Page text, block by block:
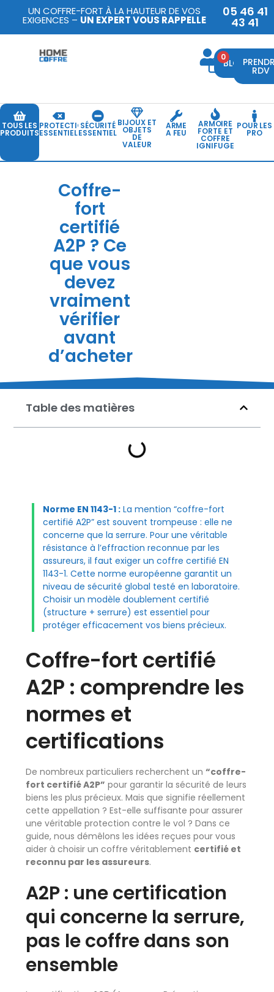
UN COFFRE-FORT À LA HAUTEUR DE VOS
EXIGENCES – UN EXPERT VOUS RAPPELLE
05 46 41
43 41
0BLOG
RDV
TOUS LES
PRODUITS
PROTECTION
ESSENTIELLE
SÉCURITÉ
ESSENTIELLE
BIJOUX ET
OBJETS
DE
VALEUR
ARME
A FEU
ARMOIRE
FORTE ET
COFFRE
IGNIFUGE
POUR LES
PRO
Coffre-
fort
certifié
A2P ? Ce
que vous
devez
vraiment
vérifier
avant
d’acheter
Table des matières
Norme EN 1143-1 : La mention “coffre-fort
certifié A2P” est souvent trompeuse : elle ne
concerne que la serrure. Pour une véritable
résistance à l’effraction reconnue par les
assureurs, il faut exiger un coffre certifié EN
1143-1. Cette norme européenne garantit un
niveau de sécurité global testé en laboratoire.
Choisir un modèle doublement certifié
(structure + serrure) est essentiel pour
protéger efficacement vos biens précieux.
Coffre-fort certifié
A2P : comprendre les
normes et
certifications
De nombreux particuliers recherchent un“coffre-
fort certifié A2P” pour garantir la sécurité de leurs
biens les plus précieux. Mais que signifie réellement
cette appellation ? Est-elle suffisante pour assurer
une véritable protection contre le vol ? Dans ce
guide, nous démêlons les idées reçues pour vous
aider à choisir un coffre véritablement certifié et
reconnu par les assureurs.
A2P : une certification
qui concerne la serrure,
pas le coffre dans son
ensemble